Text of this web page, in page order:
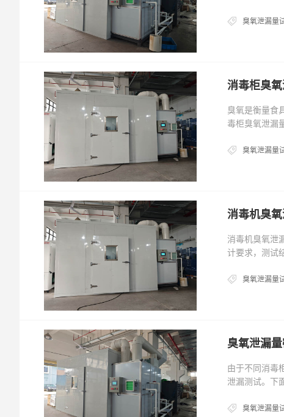
臭氧泄漏量
消毒柜臭
臭氧是衡量食
毒柜臭氧泄漏
臭氧泄漏量
消毒机臭
消毒机臭氧泄
计要求，测试
臭氧泄漏量
臭氧泄漏
由于不同消毒
泄漏测试。下
臭氧泄漏量